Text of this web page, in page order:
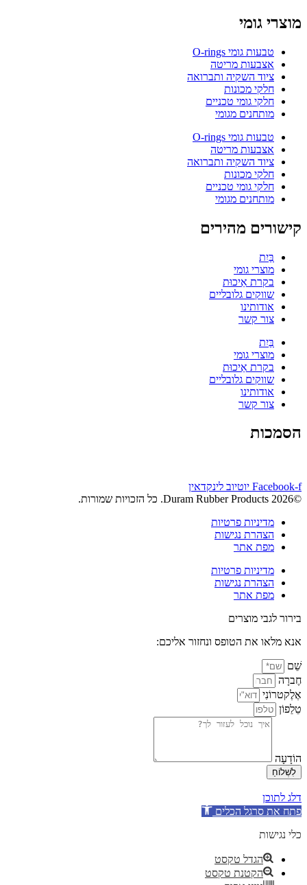
מוצרי גומי
טבעות גומי O-rings
אצבעות מריטה
ציוד השקיה ותברואה
חלקי מכונות
חלקי גומי טכניים
מותחנים מגומי
טבעות גומי O-rings
אצבעות מריטה
ציוד השקיה ותברואה
חלקי מכונות
חלקי גומי טכניים
מותחנים מגומי
קישורים מהירים
בַּיִת
מוצרי גומי
בקרת אֵיכוּת
שווקים גלובליים
אודותינו
צור קשר
בַּיִת
מוצרי גומי
בקרת אֵיכוּת
שווקים גלובליים
אודותינו
צור קשר
הסמכות
Facebook-f יוטיוב לינקדאין
©2026 Duram Rubber Products. כל הזכויות שמורות.
מדיניות פרטיות
הצהרת נגישות
מפת אתר
מדיניות פרטיות
הצהרת נגישות
מפת אתר
בירור לגבי מוצרים
אנא מלאו את הטופס ונחזור אליכם:
שֵׁם
חֶברָה
אֶלֶקטרוֹנִי
טֵלֵפוֹן
הוֹדָעָה
לִשְׁלוֹחַ
דלג לתוכן
פתח את סרגל הכלים
כלי נגישות
הגדל טקסט
הקטנת טקסט